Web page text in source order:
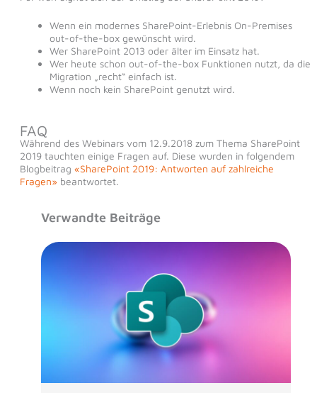
Wenn ein modernes SharePoint-Erlebnis On-Premises
out-of-the-box gewünscht wird.
Wer SharePoint 2013 oder älter im Einsatz hat.
Wer heute schon out-of-the-box Funktionen nutzt, da die
Migration „recht“ einfach ist.
Wenn noch kein SharePoint genutzt wird.
FAQ
Während des Webinars vom 12.9.2018 zum Thema SharePoint
2019 tauchten einige Fragen auf. Diese wurden in folgendem
Blogbeitrag «SharePoint 2019: Antworten auf zahlreiche
Fragen»beantwortet.
Verwandte Beiträge